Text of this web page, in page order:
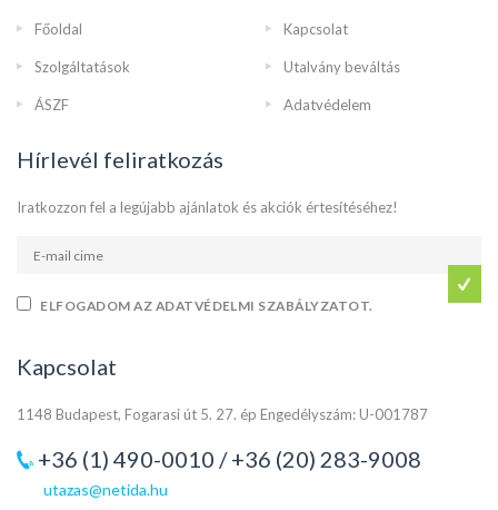
Főoldal Kapcsolat
Szolgáltatások Utalvány beváltás
ÁSZF Adatvédelem
Hírlevél feliratkozás
Iratkozzon fel a legújabb ajánlatok és akciók értesítéséhez!
ELFOGADOM AZ ADATVÉDELMI SZABÁLYZATOT.
Kapcsolat
1148 Budapest, Fogarasi út 5. 27. ép Engedélyszám: U-001787
+36 (1) 490-0010 / +36 (20) 283-9008
utazas@netida.hu